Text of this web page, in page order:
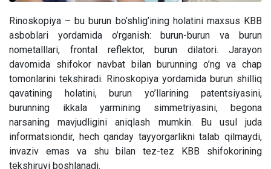
Rinoskopiya – bu burun bo’shlig’ining holatini maxsus KBB
asboblari yordamida o’rganish: burun-burun va burun
nometalllari, frontal reflektor, burun dilatori. Jarayon
davomida shifokor navbat bilan burunning o’ng va chap
tomonlarini tekshiradi. Rinoskopiya yordamida burun shilliq
qavatining holatini, burun yo’llarining patentsiyasini,
burunning ikkala yarmining simmetriyasini, begona
narsaning mavjudligini aniqlash mumkin. Bu usul juda
informatsiondir, hech qanday tayyorgarlikni talab qilmaydi,
invaziv emas va shu bilan tez-tez KBB shifokorining
tekshiruvi boshlanadi.